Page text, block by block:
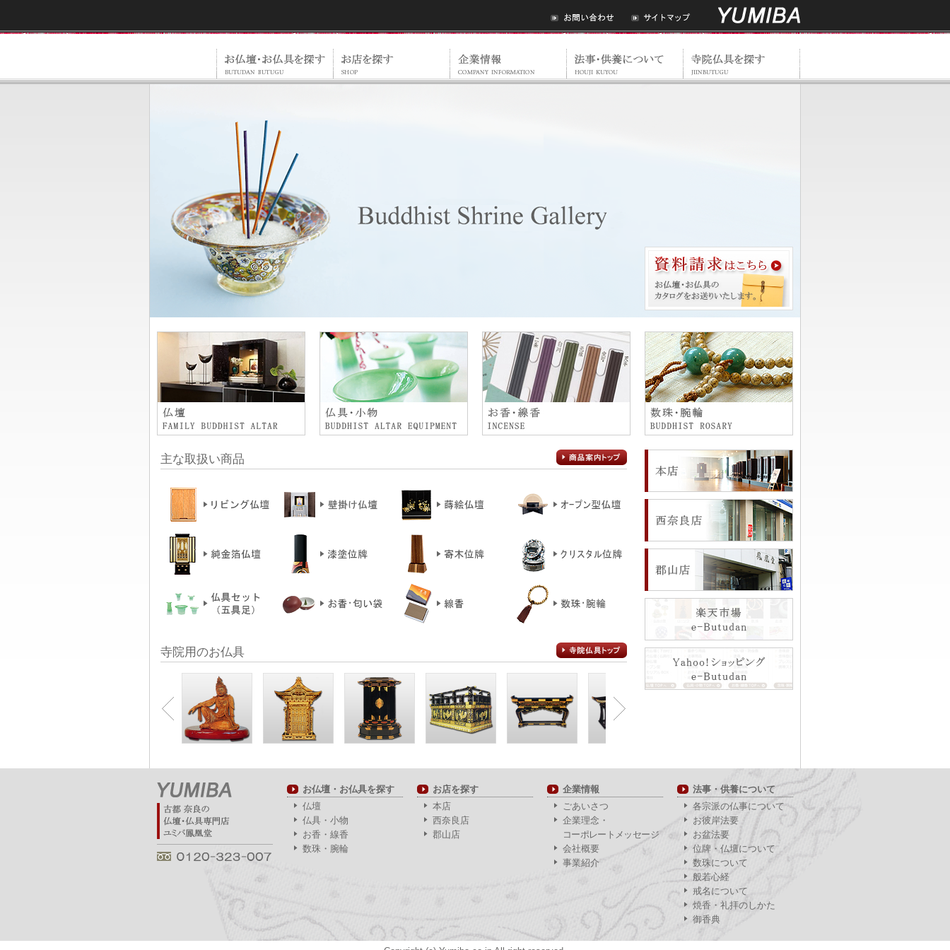
主な取扱い商品
寺院用のお仏具
お仏壇・お仏具を探す
仏壇
仏具・小物
お香・線香
数珠・腕輪
お店を探す
本店
西奈良店
郡山店
企業情報
ごあいさつ
企業理念・
コーポレートメッセージ
会社概要
事業紹介
法事・供養について
各宗派の仏事について
お彼岸法要
お盆法要
位牌・仏壇について
数珠について
般若心経
戒名について
焼香・礼拝のしかた
御香典